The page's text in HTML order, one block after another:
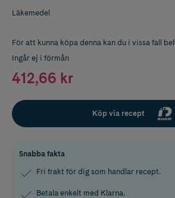
Läkemedel
För att kunna köpa denna kan du i vissa fall
Ingår ej i förmån
412,66 kr
Köp via recept
Snabba fakta
Fri frakt för dig som handlar recept.
Betala enkelt med Klarna.